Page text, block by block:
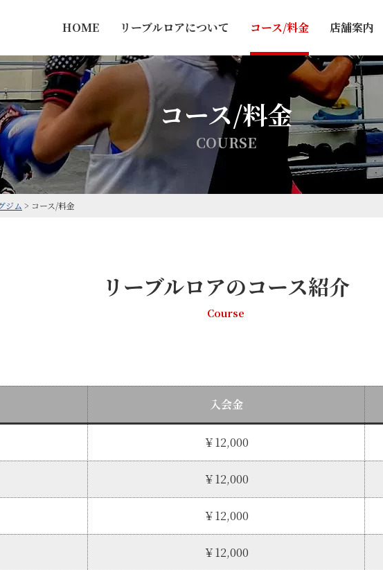
HOME リーブルロアについて コース/料金 店舗案内
コース/料金
COURSE
ジム > コース/料金
リーブルロアのコース紹介
Course
入会金
￥12,000
￥12,000
￥12,000
￥12,000